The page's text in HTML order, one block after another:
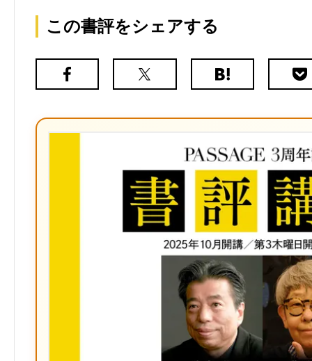
この書評をシェアする
Facebook
X（旧
は
ク
マ
ー
ク